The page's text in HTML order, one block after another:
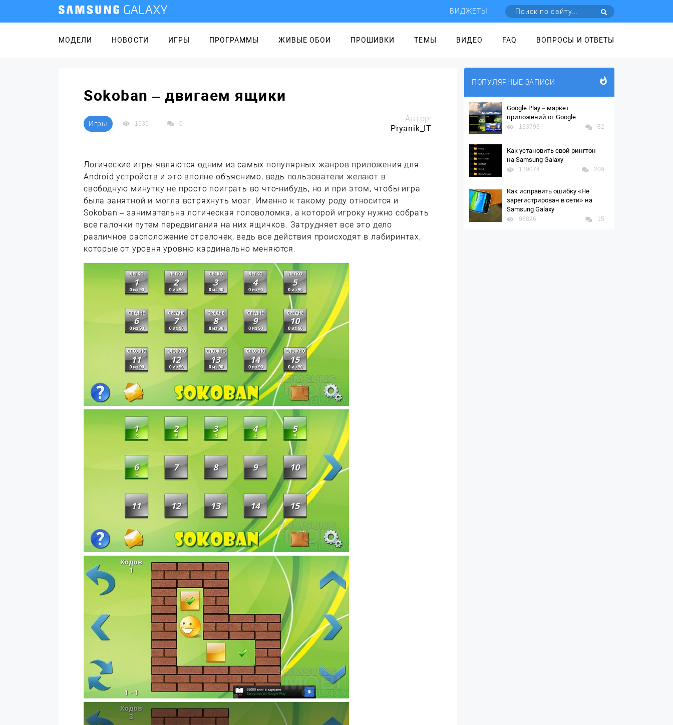
ВИДЖЕТЫ
МОДЕЛИ НОВОСТИ ИГРЫ ПРОГРАММЫ ЖИВЫЕ ОБОИ ПРОШИВКИ ТЕМЫ ВИДЕО FAQ ВОПРОСЫ И ОТВЕТЫ
Sokoban – двигаем ящики
Игры 1635 0
Автор:
Pryanik_IT
Логические игры являются одним из самых популярных жанров приложения для
Android устройств и это вполне объяснимо, ведь пользователи желают в
свободную минутку не просто поиграть во что-нибудь, но и при этом, чтобы игра
была занятной и могла встряхнуть мозг. Именно к такому роду относится и
Sokoban – занимательна логическая головоломка, а которой игроку нужно собрать
все галочки путем передвигания на них ящичков. Затрудняет все это дело
различное расположение стрелочек, ведь все действия происходят в лабиринтах,
которые от уровня уровню кардинально меняются.
ПОПУЛЯРНЫЕ ЗАПИСИ
Google Play – маркет
приложений от Google
133793 82
Как установить свой рингтон
на Samsung Galaxy
129074 209
Как исправить ошибку «Не
зарегистрирован в сети» на
Samsung Galaxy
98826 15